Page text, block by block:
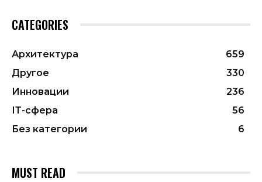
CATEGORIES
Архитектура
659
Другое
330
Инновации
236
ІТ-сфера
56
Без категории
6
MUST READ